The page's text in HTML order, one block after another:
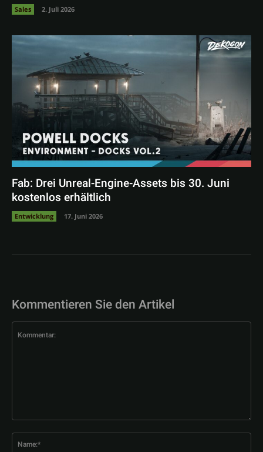
Sales 2. Juli 2026
Fab: Drei Unreal-Engine-Assets bis 30. Juni
kostenlos erhältlich
Entwicklung 17. Juni 2026
Kommentieren Sie den Artikel